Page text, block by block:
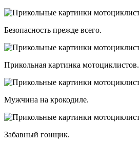
Безопасность прежде всего.
Прикольная картинка мотоциклистов.
Мужчина на крокодиле.
Забавный гонщик.